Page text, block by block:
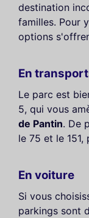
destination
familles. Pour
options
En
Le parc est
5, qui vous
de Pantin. De
le 75 et le
En voiture
Si vous
parkings sont